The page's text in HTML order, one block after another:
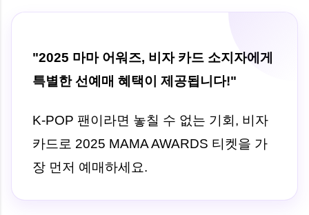
난방비 지원은 에너지 취약계층을 대상으로
처’라는 이름으로 시행되며, 전기·도시가스·
등유·LPG·지역난방 등 다양한 형태의 에너
지를 구입할 수 있는 포인트 형태의 지원금
자, 차상위계층, 한부모·독거노인 가구 등이
며, 가구원 수에 따라 지원금액이 달라집니
다. 실제로 제가 주민센터에서 신청했을 때
는 신분증과 복지카드만 있으면 간단히 접
수가 가능했습니다. 💡 알아두세요! 에너지
바우처는 현금이 아닌 ‘포인트’로 지급되며,
"2025 마마 어워즈, 비자 카드 소지자에게
특별한 선예매 혜택이 제공됩니다!"
K-POP 팬이라면 놓칠 수 없는 기회, 비자
카드로 2025 MAMA AWARDS 티켓을 가
장 먼저 예매하세요.